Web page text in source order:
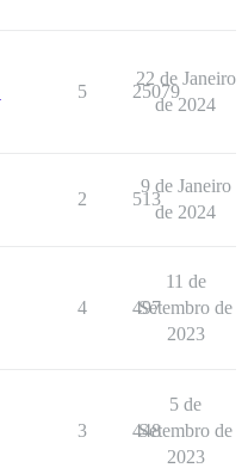
5 25079
22 de Janeiro
de 2024
2 513
9 de Janeiro
de 2024
4 497
11 de
Setembro de
2023
3 448
5 de
Setembro de
2023